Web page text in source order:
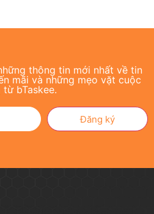
thông tin mới nhất về tin
mãi và những mẹo vặt cuộc
từ bTaskee.
Đăng ký